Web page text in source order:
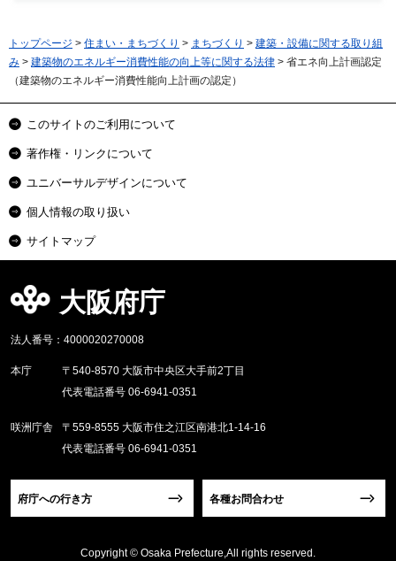
トップページ > 住まい・まちづくり > まちづくり > 建築・設備に関する取り組
み > 建築物のエネルギー消費性能の向上等に関する法律 > 省エネ向上計画認定
（建築物のエネルギー消費性能向上計画の認定）
このサイトのご利用について
著作権・リンクについて
ユニバーサルデザインについて
個人情報の取り扱い
サイトマップ
大阪府庁
法人番号：4000020270008
本庁
〒540-8570 大阪市中央区大手前2丁目
代表電話番号 06-6941-0351
咲洲庁舎
〒559-8555 大阪市住之江区南港北1-14-16
代表電話番号 06-6941-0351
府庁への行き方 各種お問合わせ
Copyright © Osaka Prefecture,All rights reserved.